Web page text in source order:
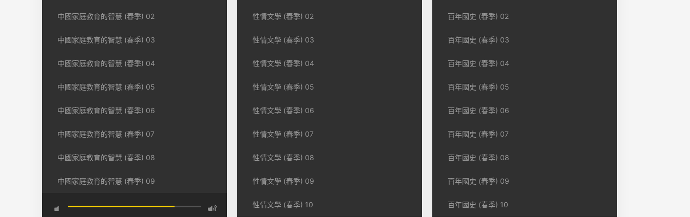
中國家庭教育的智慧 (春季) 02
中國家庭教育的智慧 (春季) 03
中國家庭教育的智慧 (春季) 04
中國家庭教育的智慧 (春季) 05
中國家庭教育的智慧 (春季) 06
中國家庭教育的智慧 (春季) 07
中國家庭教育的智慧 (春季) 08
中國家庭教育的智慧 (春季) 09
性情文學 (春季) 02
性情文學 (春季) 03
性情文學 (春季) 04
性情文學 (春季) 05
性情文學 (春季) 06
性情文學 (春季) 07
性情文學 (春季) 08
性情文學 (春季) 09
性情文學 (春季) 10
百年國史 (春季) 02
百年國史 (春季) 03
百年國史 (春季) 04
百年國史 (春季) 05
百年國史 (春季) 06
百年國史 (春季) 07
百年國史 (春季) 08
百年國史 (春季) 09
百年國史 (春季) 10